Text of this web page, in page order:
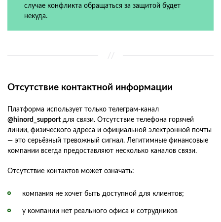
случае конфликта обращаться за защитой будет
некуда.
Отсутствие контактной информации
Платформа использует только телеграм-канал
@hinord_support для связи. Отсутствие телефона горячей
линии, физического адреса и официальной электронной почты
— это серьёзный тревожный сигнал. Легитимные финансовые
компании всегда предоставляют несколько каналов связи.
Отсутствие контактов может означать:
компания не хочет быть доступной для клиентов;
у компании нет реального офиса и сотрудников